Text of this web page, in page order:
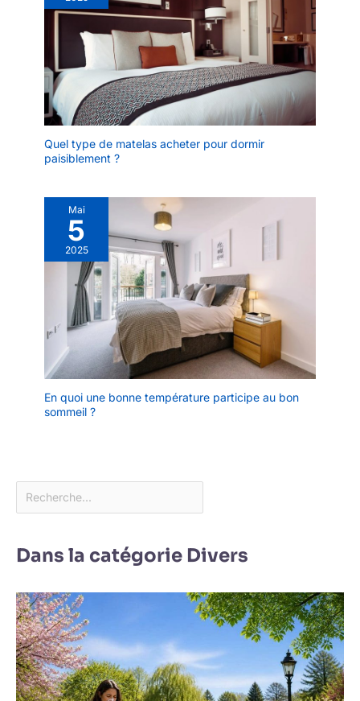
Quel type de matelas acheter pour dormir
paisiblement ?
Mai
5
2025
En quoi une bonne température participe au bon
sommeil ?
Dans la catégorie Divers